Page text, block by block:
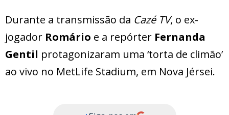
Durante a transmissão da Cazé TV, o ex-
jogador Romário e a repórter Fernanda
Gentil protagonizaram uma ‘torta de climão’
ao vivo no MetLife Stadium, em Nova Jérsei.